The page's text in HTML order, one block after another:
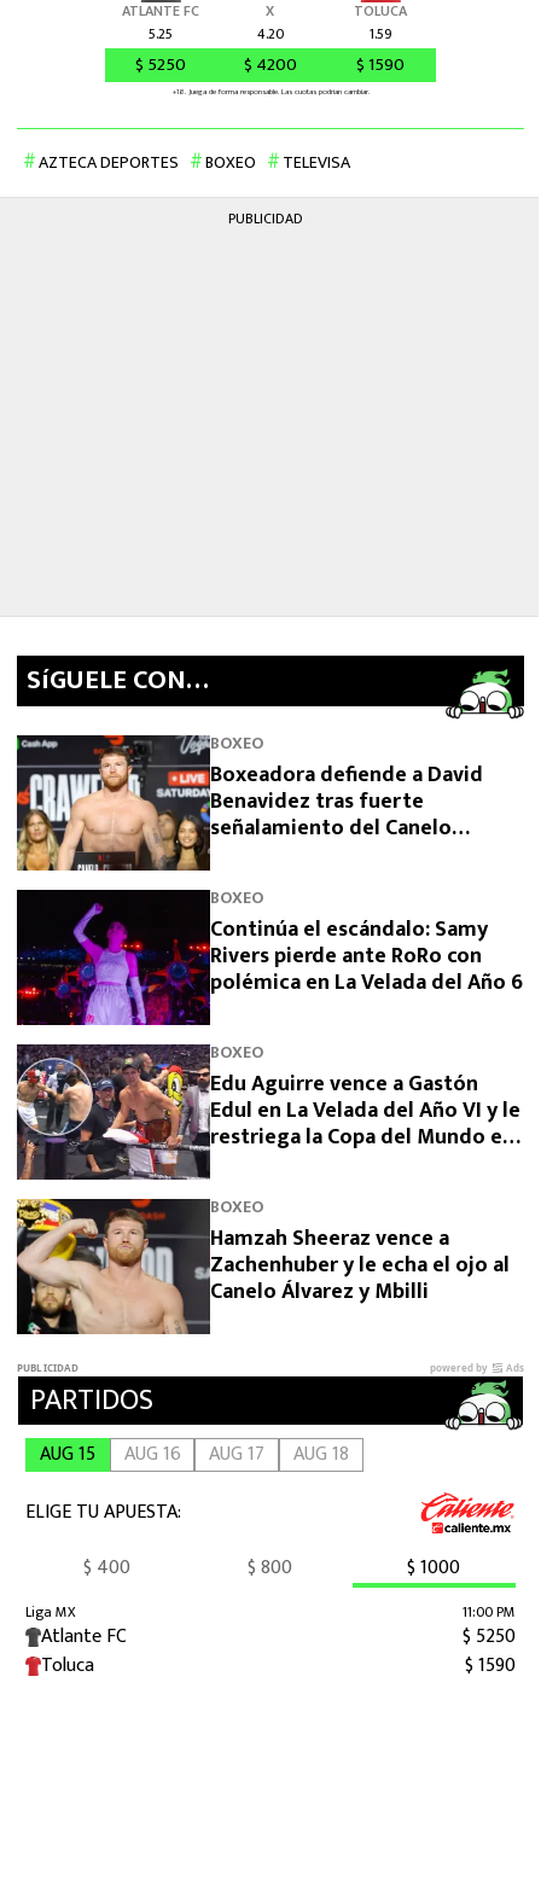
AZTECA DEPORTES BOXEO TELEVISA
PUBLICIDAD
SíGUELE CON…
BOXEO
Boxeadora defiende a David
Benavidez tras fuerte
señalamiento del Canelo
BOXEO
Continúa el escándalo: Samy
Rivers pierde ante RoRo con
polémica en La Velada del Año 6
BOXEO
Edu Aguirre vence a Gastón
Edul en La Velada del Año VI y le
restriega la Copa del Mundo en
BOXEO
Hamzah Sheeraz vence a
Zachenhuber y le echa el ojo al
Canelo Álvarez y Mbilli